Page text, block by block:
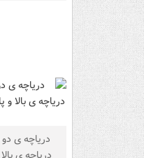
دریاچه ی